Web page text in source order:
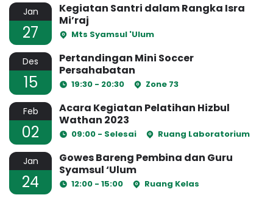
Jan
27
Kegiatan Santri dalam Rangka Isra
Mi’raj
Mts Syamsul 'Ulum
Des
15
Pertandingan Mini Soccer
Persahabatan
19:30 - 20:30 Zone 73
Feb
02
Acara Kegiatan Pelatihan Hizbul
Wathan 2023
09:00 - Selesai Ruang Laboratorium
Jan
24
Gowes Bareng Pembina dan Guru
Syamsul ‘Ulum
12:00 - 15:00 Ruang Kelas